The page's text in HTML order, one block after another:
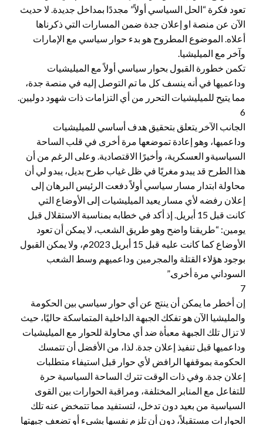
تعود فكرة “الحل السياسي أولاً” مجددًا بمداخل جديدة. لا حديث
الآن عن منصة او إعلان جدة ضمن المسارات التي ذكرناها
أعلاه. الموضوع المطروح هو بدء حوار سياسي مع الإمارات
وآخر مع الميليشيا.
تكمن خطورة القبول بحوار سياسي أولاً مع الميليشيات
وداعميها في أنه ينسف كل ما تم التوصل إليه في منصة جدة،
مما يتيح للميليشيات التحرر من أي التزامات ذات شهود دوليين.
6
الجانب الآخر يتعلق بتحقيق هدف أساسي للميليشيات
وداعميها، وهو إعادة تموضعها مرة أخرى في قلب الساحة
السياسيةو العسكرية، وأخيرًا الاقتصادية. وعلى الرغم من أن
هذا الطرح قد يبدو مغريًا في ظل غياب طرح بديل، يبدو لي أن
محاولة ابتدار مسار سياسي أولاً دفعت الرئيس البرهان إلى
إعلان رفضه لأي مسار يعيد الميليشيات إلى الأوضاع التي
كانت قبل 15 أبريل. إذ أكد في خطابه بمناسبة الاستقلال قبل
يومين: “طريقنا واضح وهو طريق الشعب، لا يمكن أن تعود
الأوضاع كما كانت عليه قبل 15 أبريل 2023م، ولا يمكن القبول
بوجود هؤلاء القتلة والمجرمين وداعميهم وسط الشعب
السوداني مرة أخرى.”
7
إن أخطر ما يمكن أن ينتج عن أي حوار سياسي بين الحكومة
والمليشيا الآن هو تفكك الجبهة الداخلية المتماسكة حاليًا، حيث
لا تزال تلك الجبهة معبأة ضد أي محاولة للحوار مع الميليشيات
وداعميها قبل تنفيذ إعلان جدة. لذا، من الأفضل أن تتمسك
الحكومة بموقفها الرافض لأي حوار قبل استيفاء متطلبات
إعلان جدة. وفي ذات الوقت تترك الساحة السياسية حرة
للتفاعل مع المنابر المختلفة، ومراقبة الحوارات بين القوى
السياسية من بعيد دون تدخل، لتستفيد مما تتمخض عنه تلك
الحوارات مستقبلاً، دون أن تلزم نفسها بشيء أو تضعف جبهتها